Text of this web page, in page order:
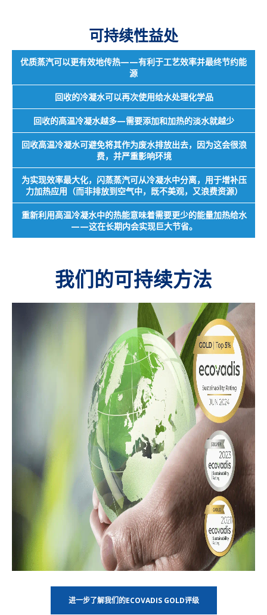
可持续性益处
优质蒸汽可以更有效地传热——有利于工艺效率并最终节约能
源
回收的冷凝水可以再次使用给水处理化学品
回收的高温冷凝水越多—需要添加和加热的淡水就越少
回收高温冷凝水可避免将其作为废水排放出去，因为这会很浪
费，并严重影响环境
为实现效率最大化，闪蒸蒸汽可从冷凝水中分离，用于增补压
力加热应用（而非排放到空气中，既不美观，又浪费资源）
重新利用高温冷凝水中的热能意味着需要更少的能量加热给水
——这在长期内会实现巨大节省。
我们的可持续方法
进一步了解我们的ECOVADIS GOLD评级